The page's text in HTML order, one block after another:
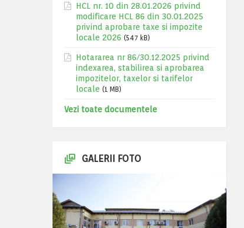
HCL nr. 10 din 28.01.2026 privind
modificare HCL 86 din 30.01.2025
privind aprobare taxe si impozite
locale 2026 (547 kB)
Hotararea nr 86/30.12.2025 privind
indexarea, stabilirea si aprobarea
impozitelor, taxelor si tarifelor
locale (1 MB)
Vezi toate documentele
GALERII FOTO